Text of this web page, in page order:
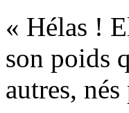
« Hélas !
son poids
autres,